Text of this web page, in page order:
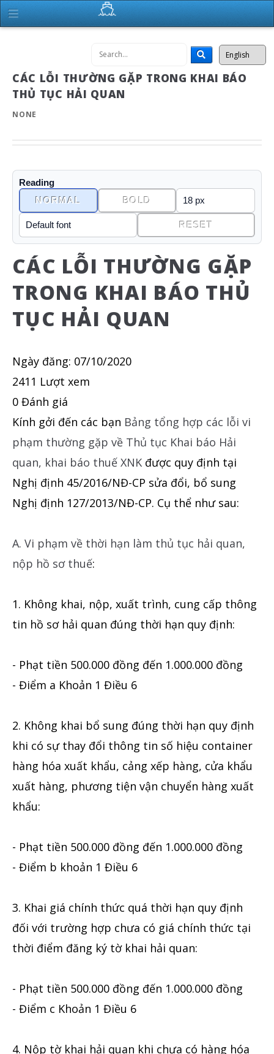
CÁC LỖI THƯỜNG GẶP TRONG KHAI BÁO
THỦ TỤC HẢI QUAN
NONE
Reading
NORMAL
BOLD
RESET
CÁC LỖI THƯỜNG GẶP
TRONG KHAI BÁO THỦ
TỤC HẢI QUAN
Ngày đăng: 07/10/2020
2411 Lượt xem
0 Đánh giá
Kính gởi đến các bạn Bảng tổng hợp các lỗi vi
phạm thường gặp về Thủ tục Khai báo Hải
quan, khai báo thuế XNK được quy định tại
Nghị định 45/2016/NĐ-CP sửa đổi, bổ sung
Nghị định 127/2013/NĐ-CP. Cụ thể như sau:
A. Vi phạm về thời hạn làm thủ tục hải quan,
nộp hồ sơ thuế:
1. Không khai, nộp, xuất trình, cung cấp thông
tin hồ sơ hải quan đúng thời hạn quy định:
- Phạt tiền 500.000 đồng đến 1.000.000 đồng
- Điểm a Khoản 1 Điều 6
2. Không khai bổ sung đúng thời hạn quy định
khi có sự thay đổi thông tin số hiệu container
hàng hóa xuất khẩu, cảng xếp hàng, cửa khẩu
xuất hàng, phương tiện vận chuyển hàng xuất
khẩu:
- Phạt tiền 500.000 đồng đến 1.000.000 đồng
- Điểm b khoản 1 Điều 6
3. Khai giá chính thức quá thời hạn quy định
đối với trường hợp chưa có giá chính thức tại
thời điểm đăng ký tờ khai hải quan:
- Phạt tiền 500.000 đồng đến 1.000.000 đồng
- Điểm c Khoản 1 Điều 6
4. Nộp tờ khai hải quan khi chưa có hàng hóa